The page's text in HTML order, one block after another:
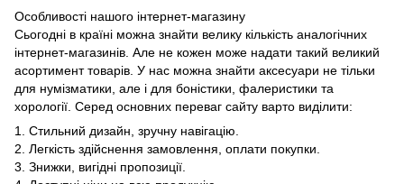
Особливості нашого інтернет-магазину
Сьогодні в країні можна знайти велику кількість аналогічних
інтернет-магазинів. Але не кожен може надати такий великий
асортимент товарів. У нас можна знайти аксесуари не тільки
для нумізматики, але і для боністики, фалеристики та
хорології. Серед основних переваг сайту варто виділити:
1. Стильний дизайн, зручну навігацію.
2. Легкість здійснення замовлення, оплати покупки.
3. Знижки, вигідні пропозиції.